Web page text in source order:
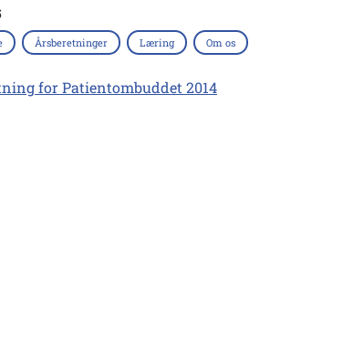
Årsberetninger Læring Om os
for Patientombuddet 2014